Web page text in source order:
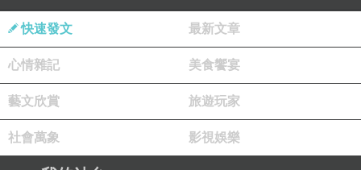
CPU:Ci56200U clock/Turbo(2.3GHz/2.8GHz)
15.6" FHD 1920x1080 霧面/W10
快速發文 最新文章
心情雜記 美食饗宴
藝文欣賞 旅遊玩家
社會萬象 影視娛樂